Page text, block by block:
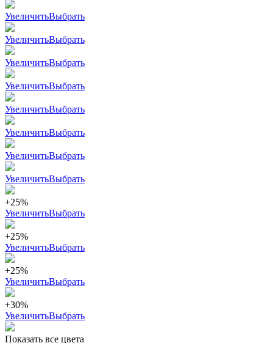
УвеличитьВыбрать
УвеличитьВыбрать
УвеличитьВыбрать
УвеличитьВыбрать
УвеличитьВыбрать
УвеличитьВыбрать
УвеличитьВыбрать
УвеличитьВыбрать
+25%
УвеличитьВыбрать
+25%
УвеличитьВыбрать
+25%
УвеличитьВыбрать
+30%
УвеличитьВыбрать
Показать все цвета